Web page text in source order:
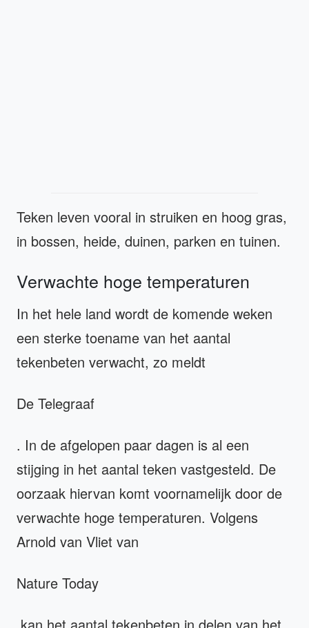
Teken leven vooral in struiken en hoog gras,
in bossen, heide, duinen, parken en tuinen.
Verwachte hoge temperaturen
In het hele land wordt de komende weken
een sterke toename van het aantal
tekenbeten verwacht, zo meldt
De Telegraaf
. In de afgelopen paar dagen is al een
stijging in het aantal teken vastgesteld. De
oorzaak hiervan komt voornamelijk door de
verwachte hoge temperaturen. Volgens
Arnold van Vliet van
Nature Today